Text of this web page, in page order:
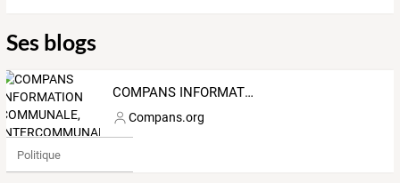
Ses blogs
COMPANS INFORMATION COMMUNALE, INTERCOMMUNALE ET ENVIRONNEMENTALE, ROISSY-PAYS DE FRANCE
Compans.org
Politique